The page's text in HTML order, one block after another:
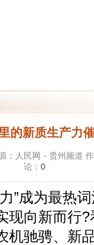
的新质生产力
：人民网－贵州频道
论： 0
成为最热词
现向新而行
机驰骋、新